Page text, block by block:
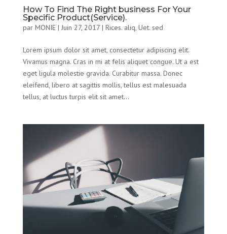
How To Find The Right business For Your
Specific Product(Service).
par MONIE | Juin 27, 2017| Rices. aliq Uet. sed
Lorem ipsum dolor sit amet, consectetur adipiscing elit.
Vivamus magna. Cras in mi at felis aliquet congue. Ut a est
eget ligula molestie gravida. Curabitur massa. Donec
eleifend, libero at sagittis mollis, tellus est malesuada
tellus, at luctus turpis elit sit amet...